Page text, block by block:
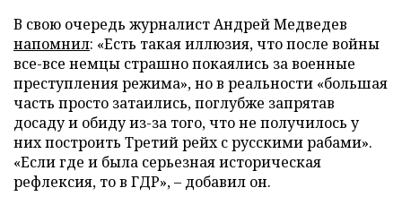
В свою очередь журналист Андрей Медведев
напомнил: «Есть такая иллюзия, что после войны
все-все немцы страшно покаялись за военные
преступления режима», но в реальности «большая
часть просто затаились, поглубже запрятав
досаду и обиду из-за того, что не получилось у
них построить Третий рейх с русскими рабами».
«Если где и была серьезная историческая
рефлексия, то в ГДР», – добавил он.